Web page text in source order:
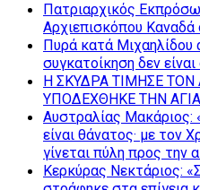
Πατριαρχικός
Αρχιεπισκόπου
Πυρά κατά Μιχαηλίδου
συγκατοίκηση δεν είναι
Η ΣΚΥΔΡΑ ΤΙΜΗΣΕ ΤΟΝ
ΥΠΟΔΕΧΘΗΚΕ ΤΗΝ
Αυστραλίας Μακάριος:
είναι θάνατος· με τον
γίνεται πύλη προς την
Κερκύρας Νεκτάριος: